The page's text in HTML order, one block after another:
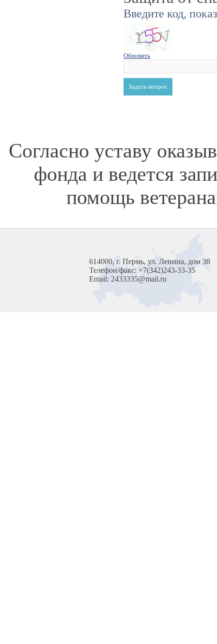
Введите код,
Обновить
Согласно уставу
фонда и ведется
помощь
614000, г. Пермь, ул. Ленина, дом 38
Телефон/факс: +7(342)243-33-35
Email: 2433335@mail.ru